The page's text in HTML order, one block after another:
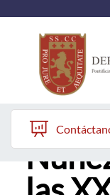
Quiénes somos
Estudiantes y
Postgrados y